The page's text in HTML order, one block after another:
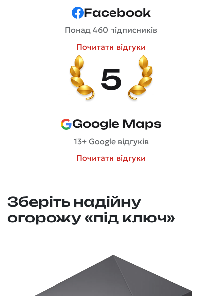
Facebook
Понад 460 підписників
Почитати відгуки
5
Google Maps
13+ Google відгуків
Почитати відгуки
Зберіть надійну
огорожу «під ключ»